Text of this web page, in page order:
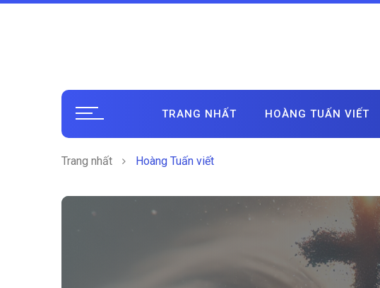
TRANG NHẤT HOÀNG TUẤN VIẾT
Trang nhất Hoàng Tuấn viết